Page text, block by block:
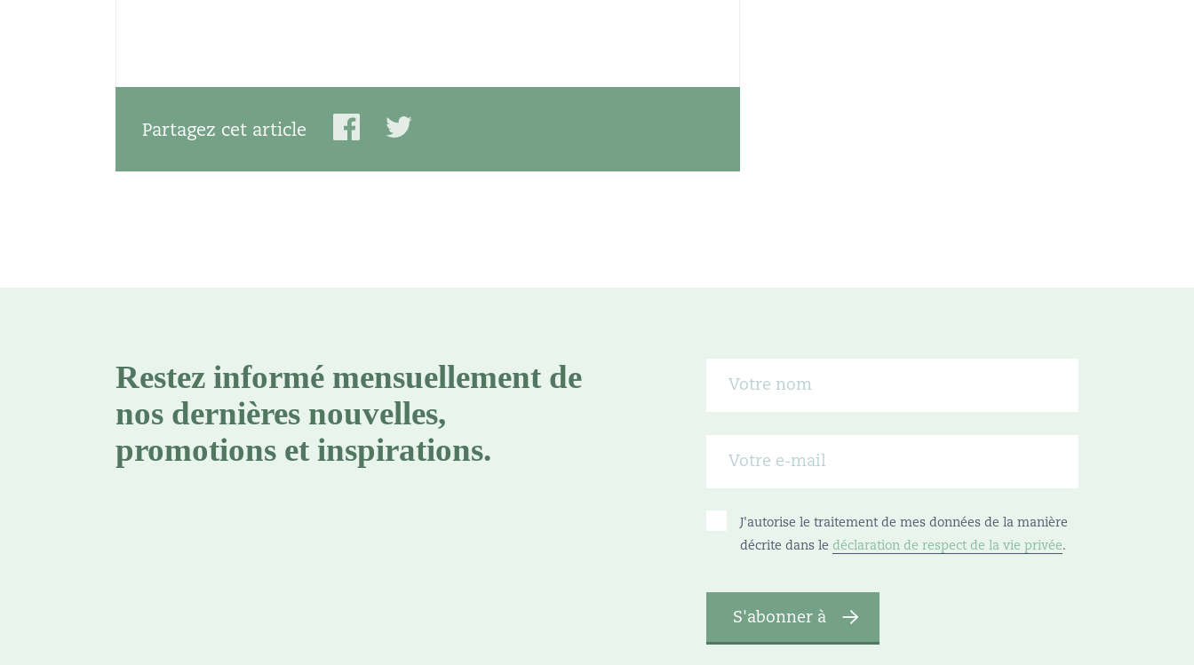
Partagez cet article
Restez informé mensuellement de
nos dernières nouvelles,
promotions et inspirations.
J'autorise le traitement de mes données de la manière
décrite dans le déclaration de respect de la vie privée.